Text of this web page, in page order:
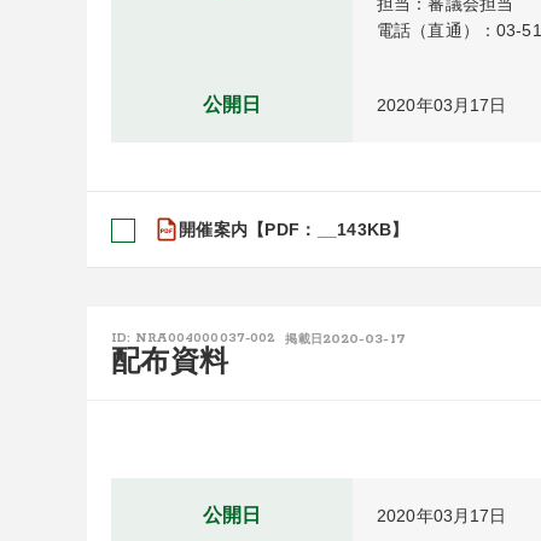
電話（直通）：03-
公開日 2020年03月17日
開催案内【PDF：__143KB】
ID: NRA004000037-002 掲載日 2020-03-17
配布資料
公開日 2020年03月17日